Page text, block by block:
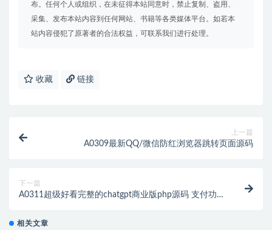
布。任何个人或组织，在未征得本站同意时，禁止复制、盗用、
采集、发布本站内容到任何网站、书籍等各类媒体平台。如若本
站内容侵犯了原著者的合法权益，可联系我们进行处理。
收藏 链接
上一篇
A0309最新QQ/微信防红浏览器跳转页面源码
下一篇
A0311超级好看完整的chatgpt商业版php源码 支付功能
相关文章